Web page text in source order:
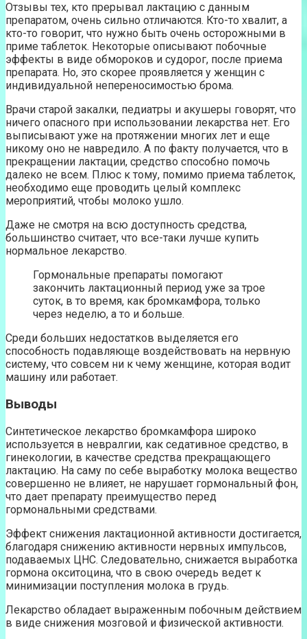
Отзывы тех, кто прерывал лактацию с данным
препаратом, очень сильно отличаются. Кто-то хвалит, а
кто-то говорит, что нужно быть очень осторожными в
приме таблеток. Некоторые описывают побочные
эффекты в виде обмороков и судорог, после приема
препарата. Но, это скорее проявляется у женщин с
индивидуальной непереносимостью брома.
Врачи старой закалки, педиатры и акушеры говорят, что
ничего опасного при использовании лекарства нет. Его
выписывают уже на протяжении многих лет и еще
никому оно не навредило. А по факту получается, что в
прекращении лактации, средство способно помочь
далеко не всем. Плюс к тому, помимо приема таблеток,
необходимо еще проводить целый комплекс
мероприятий, чтобы молоко ушло.
Даже не смотря на всю доступность средства,
большинство считает, что все-таки лучше купить
нормальное лекарство.
Гормональные препараты помогают
закончить лактационный период уже за трое
суток, в то время, как бромкамфора, только
через неделю, а то и больше.
Среди больших недостатков выделяется его
способность подавляюще воздействовать на нервную
систему, что совсем ни к чему женщине, которая водит
машину или работает.
Выводы
Синтетическое лекарство бромкамфора широко
используется в невралгии, как седативное средство, в
гинекологии, в качестве средства прекращающего
лактацию. На саму по себе выработку молока вещество
совершенно не влияет, не нарушает гормональный фон,
что дает препарату преимущество перед
гормональными средствами.
Эффект снижения лактационной активности достигается,
благодаря снижению активности нервных импульсов,
подаваемых ЦНС. Следовательно, снижается выработка
гормона окситоцина, что в свою очередь ведет к
минимизации поступления молока в грудь.
Лекарство обладает выраженным побочным действием
в виде снижения мозговой и физической активности.